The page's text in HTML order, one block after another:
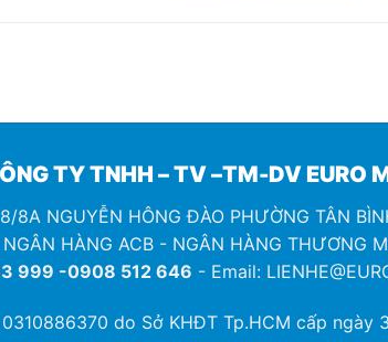
TY TNHH – TV –TM-DV EURO
8A NGUYỄN HÔNG ĐÀO PHƯỜNG TÂN
HÀNG ACB - NGÂN HÀNG THƯƠNG
999 -0908 512 646 - Email:
0310886370 do Sở KHĐT Tp.HCM cấp ngày